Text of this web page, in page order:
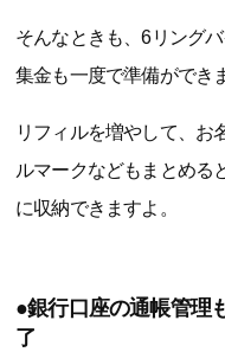
そんなときも、6リング
集金も一度で準備ができ
リフィルを増やして、お
ルマークなどもまとめる
に収納できますよ。
●銀行口座の通帳管理
了